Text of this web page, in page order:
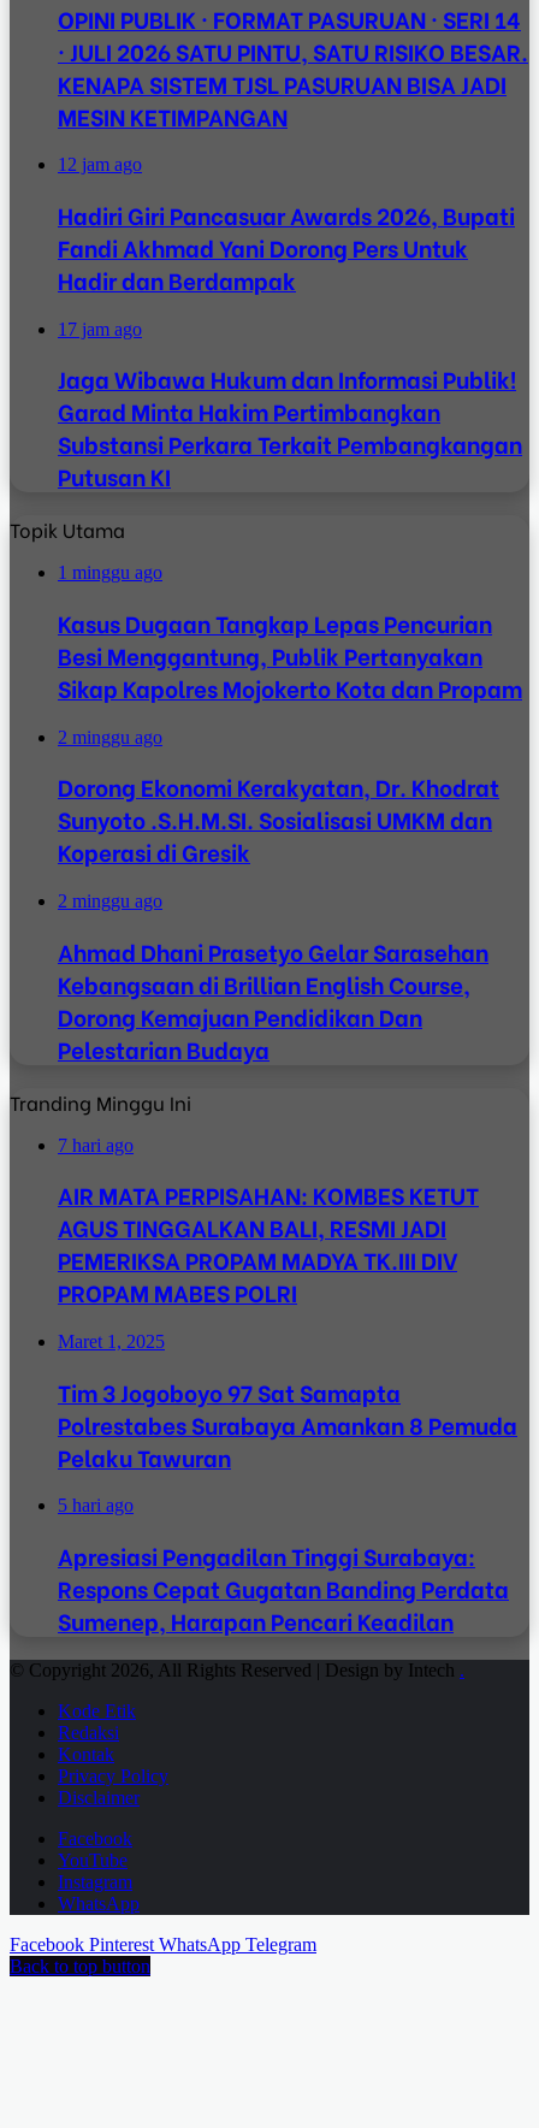
OPINI PUBLIK · FORMAT PASURUAN · SERI 14
· JULI 2026 SATU PINTU, SATU RISIKO BESAR.
KENAPA SISTEM TJSL PASURUAN BISA JADI
MESIN KETIMPANGAN
12 jam ago
Hadiri Giri Pancasuar Awards 2026, Bupati
Fandi Akhmad Yani Dorong Pers Untuk
Hadir dan Berdampak
17 jam ago
Jaga Wibawa Hukum dan Informasi Publik!
Garad Minta Hakim Pertimbangkan
Substansi Perkara Terkait Pembangkangan
Putusan KI
Topik Utama
1 minggu ago
Kasus Dugaan Tangkap Lepas Pencurian
Besi Menggantung, Publik Pertanyakan
Sikap Kapolres Mojokerto Kota dan Propam
2 minggu ago
Dorong Ekonomi Kerakyatan, Dr. Khodrat
Sunyoto .S.H.M.SI. Sosialisasi UMKM dan
Koperasi di Gresik
2 minggu ago
Ahmad Dhani Prasetyo Gelar Sarasehan
Kebangsaan di Brillian English Course,
Dorong Kemajuan Pendidikan Dan
Pelestarian Budaya
Tranding Minggu Ini
7 hari ago
AIR MATA PERPISAHAN: KOMBES KETUT
AGUS TINGGALKAN BALI, RESMI JADI
PEMERIKSA PROPAM MADYA TK.III DIV
PROPAM MABES POLRI
Maret 1, 2025
Tim 3 Jogoboyo 97 Sat Samapta
Polrestabes Surabaya Amankan 8 Pemuda
Pelaku Tawuran
5 hari ago
Apresiasi Pengadilan Tinggi Surabaya:
Respons Cepat Gugatan Banding Perdata
Sumenep, Harapan Pencari Keadilan
© Copyright 2026, All Rights Reserved | Design by Intech .
Kode Etik
Redaksi
Kontak
Privacy Policy
Disclaimer
Facebook
YouTube
Instagram
WhatsApp
Facebook Pinterest WhatsApp Telegram
Back to top button